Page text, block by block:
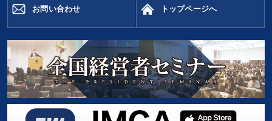
お問い合わせ トップページへ